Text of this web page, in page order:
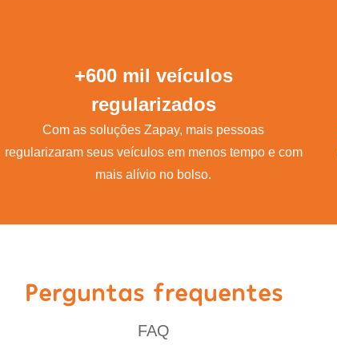
+600 mil veículos
regularizados
Com as soluções Zapay, mais pessoas
regularizaram seus veículos em menos tempo e com
mais alívio no bolso.
Perguntas frequentes
FAQ